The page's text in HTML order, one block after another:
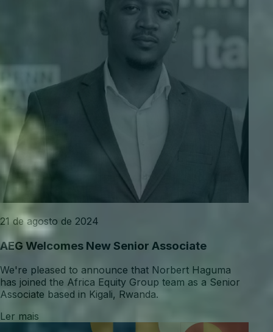
21 de agosto de 2024
AEG Welcomes New Senior Associate
We're pleased to announce that Norbert Haguma
has joined the Africa Equity Group team as a Senior
Associate based in Kigali, Rwanda.
Ler mais